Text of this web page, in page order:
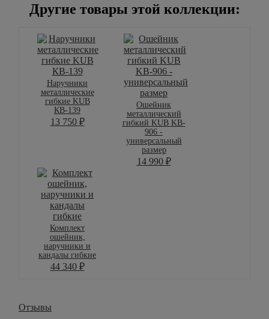
Другие товары этой коллекции:
Наручники
металлические
гибкие KUB
КВ-139
13 750 ₽
Ошейник
металлический
гибкий KUB KB-
906 -
универсальный
размер
14 990 ₽
Комплект
ошейник,
наручники и
кандалы гибкие
44 340 ₽
Отзывы